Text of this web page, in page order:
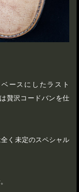
ースにしたラスト
贅沢コードバンを仕
く未定のスペシャル